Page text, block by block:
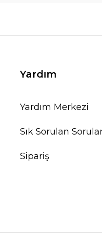
162,76 TL
Yardım
Yardım Merkezi
Sık Sorulan
Sipariş